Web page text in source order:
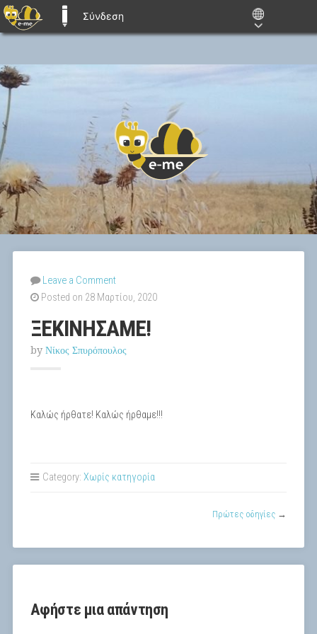
E-ME BLOGS
Σύνδεση
Leave a Comment
Posted on 28 Μαρτίου, 2020
ΞΕΚΙΝΗΣΑΜΕ!
by Νίκος Σπυρόπουλος
Καλώς ήρθατε! Καλώς ήρθαμε!!!
Category: Χωρίς κατηγορία
Πρώτες οδηγίες →
Αφήστε μια απάντηση